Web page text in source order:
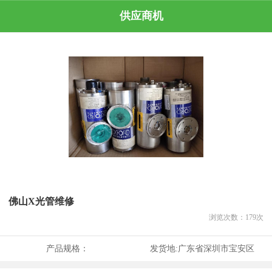
供应商机
佛山X光管维修
浏览次数： 179次
产品规格： 发货地:广东省深圳市宝安区